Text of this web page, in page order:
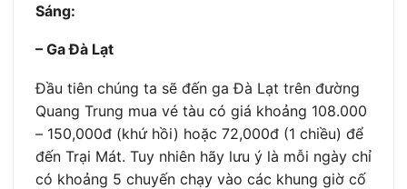
Sáng:
– Ga Đà Lạt
Đầu tiên chúng ta sẽ đến ga Đà Lạt trên đường
Quang Trung mua vé tàu có giá khoảng 108.000
– 150,000đ (khứ hồi) hoặc 72,000đ (1 chiều) để
đến Trại Mát. Tuy nhiên hãy lưu ý là mỗi ngày chỉ
có khoảng 5 chuyến chạy vào các khung giờ cố